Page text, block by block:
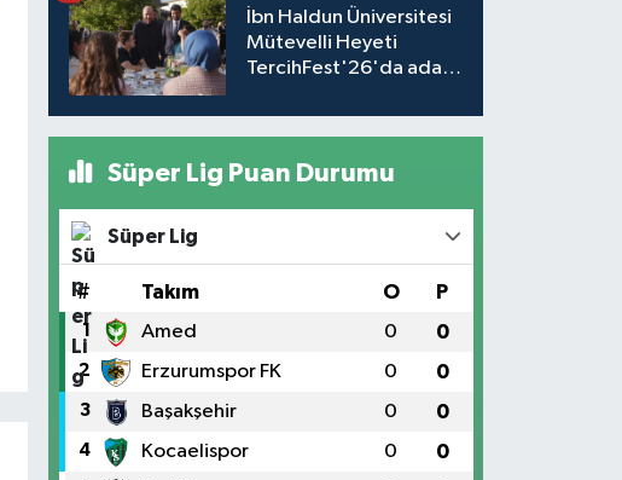
İbn Haldun Üniversitesi
Mütevelli Heyeti
TercihFest'26'da aday
Süper Lig Puan Durumu
Süper Lig
# Takım O P
1 Amed 0 0
2 Erzurumspor FK 0 0
3 Başakşehir 0 0
4 Kocaelispor 0 0